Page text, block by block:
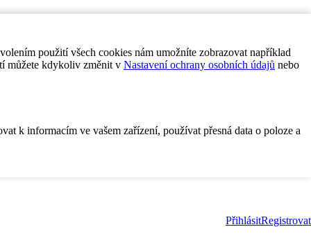
použití všech cookies nám umožníte zobrazovat například
můžete kdykoliv změnit v Nastavení ochrany osobních údajů nebo
k informacím ve vašem zařízení, používat přesná data o poloze a
PřihlásitRegistrovat